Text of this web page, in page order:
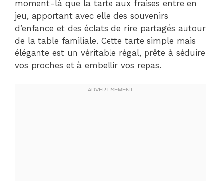
moment-là que la tarte aux fraises entre en
jeu, apportant avec elle des souvenirs
d’enfance et des éclats de rire partagés autour
de la table familiale. Cette tarte simple mais
élégante est un véritable régal, prête à séduire
vos proches et à embellir vos repas.